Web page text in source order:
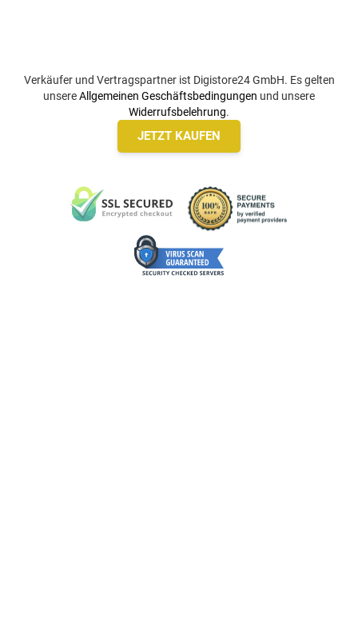
Verkäufer und Vertragspartner ist Digistore24 GmbH. Es gelten
unsereAllgemeinen Geschäftsbedingungen und unsere
Widerrufsbelehrung.
JETZT KAUFEN